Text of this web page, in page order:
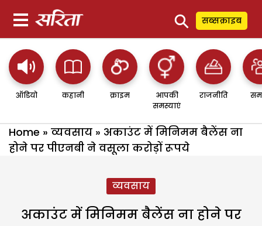
⚲ सब्सक्राइब
ऑडियो कहानी क्राइम
आपकी
समस्याएं
राजनीति
Home » व्यवसाय » अकाउंट में मिनिमम बैलेंस ना
होने पर पीएनबी ने वसूला करोड़ों रूपये
व्यवसाय
अकाउंट में मिनिमम बैलेंस ना होने पर